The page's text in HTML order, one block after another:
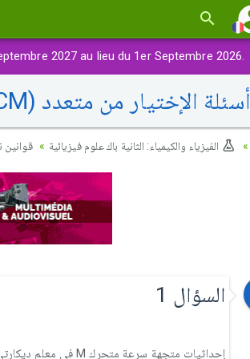
2027 au lieu du 1er Septembre 2026.
أسئلة الإختيار من متعدد (QCM): قوانين نيوتن
الفيزياء والكيمياء: الثانية باك علوم فيزيائية قوانين
السؤال 1
إحداثيات متجهة سرعة متحرك M في معلم ديكارتي عند لحظة معينة t هي